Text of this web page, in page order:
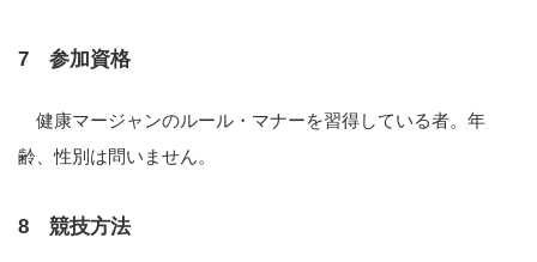
7 参加資格
健康マージャンのルール・マナーを習得している者。年
齢、性別は問いません。
8 競技方法